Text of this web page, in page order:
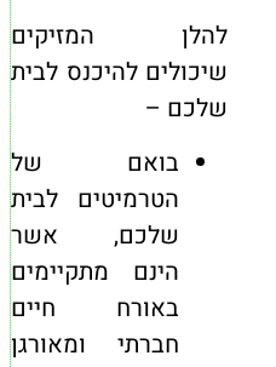
להלן המזיקים
שיכולים להיכנס לבית
שלכם –
בואם של
הטרמיטים לבית
שלכם, אשר
הינם מתקיימים
באורח חיים
חברתי ומאורגן